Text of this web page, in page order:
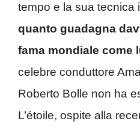
tempo e la sua tecnica
quanto guadagna
fama mondiale come
celebre conduttore
Roberto Bolle non ha
L’étoile, ospite alla